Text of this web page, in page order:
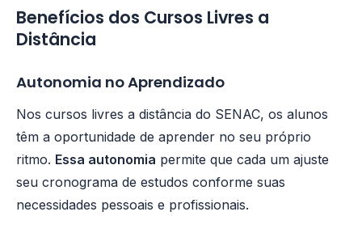
Benefícios dos Cursos Livres a
Distância
Autonomia no Aprendizado
Nos cursos livres a distância do SENAC, os alunos
têm a oportunidade de aprender no seu próprio
ritmo. Essa autonomia permite que cada um ajuste
seu cronograma de estudos conforme suas
necessidades pessoais e profissionais.